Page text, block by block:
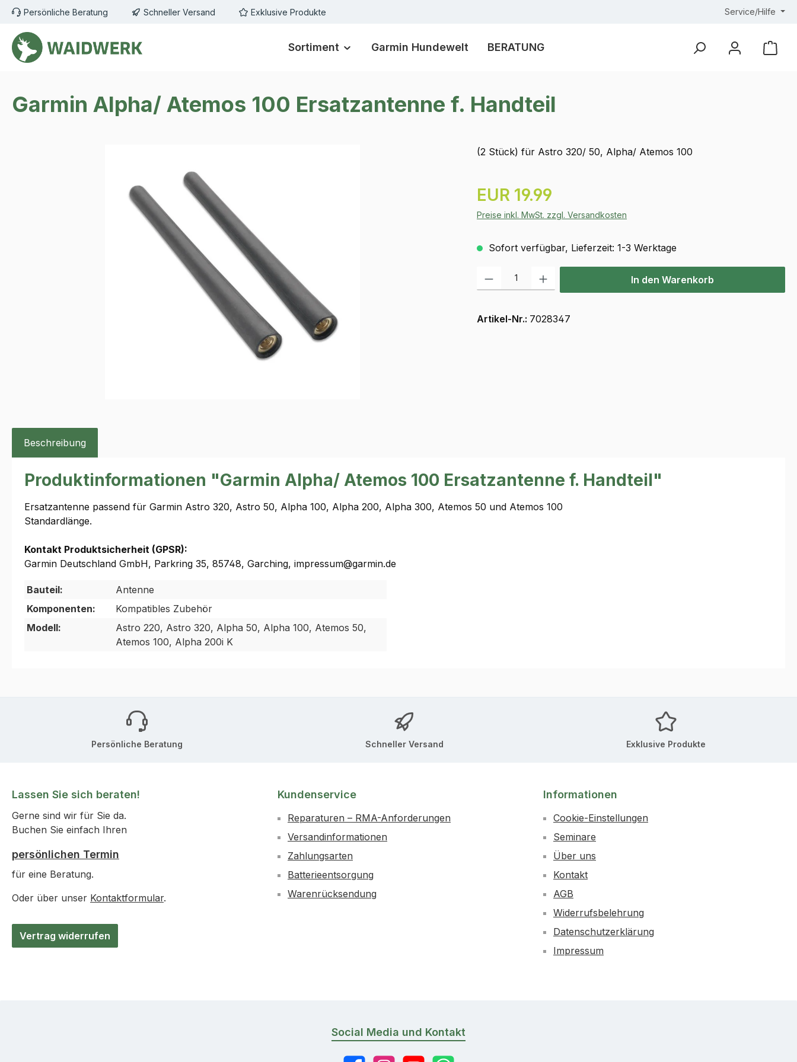
Hauptinhalt springen
Zur Suche springen
Zur Hauptnavigation springen
Persönliche Beratung Schneller Versand Exklusive Produkte Service/Hilfe
Sortiment Garmin Hundewelt BERATUNG
Garmin Alpha/ Atemos 100 Ersatzantenne f. Handteil
(2 Stück) für Astro 320/ 50, Alpha/ Atemos 100
Regulärer Preis:
EUR 19.99
Preise inkl. MwSt. zzgl. Versandkosten
Sofort verfügbar, Lieferzeit: 1-3 Werktage
Produkt Anzahl: Gib den gewünschten Wert ein oder benutze die Schaltflächen
In den Warenkorb
Artikel-Nr.: 7028347
Beschreibung
Produktinformationen "Garmin Alpha/ Atemos 100 Ersatzantenne f. Handteil"
Ersatzantenne passend für Garmin Astro 320, Astro 50, Alpha 100, Alpha 200, Alpha 300, Atemos 50 und Atemos 100
Standardlänge.
Kontakt Produktsicherheit (GPSR):
Garmin Deutschland GmbH, Parkring 35, 85748, Garching, impressum@garmin.de
Bauteil:
Antenne
Komponenten:
Kompatibles Zubehör
Modell:
Astro 220, Astro 320, Alpha 50, Alpha 100, Atemos 50,
Atemos 100, Alpha 200i K
Persönliche Beratung Schneller Versand Exklusive Produkte
Lassen Sie sich beraten!
Gerne sind wir für Sie da.
Buchen Sie einfach Ihren
persönlichen Termin
für eine Beratung.
Oder über unser Kontaktformular.
Vertrag widerrufen
Kundenservice
Reparaturen – RMA-Anforderungen
Versandinformationen
Zahlungsarten
Batterieentsorgung
Warenrücksendung
Informationen
Cookie-Einstellungen
Seminare
Über uns
Kontakt
AGB
Widerrufsbelehrung
Datenschutzerklärung
Impressum
Social Media und Kontakt